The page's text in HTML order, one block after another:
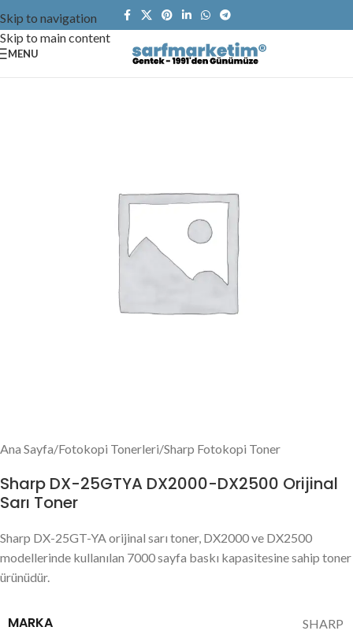
Skip to navigation
Skip to main content
MENU
Ana Sayfa/Fotokopi Tonerleri/Sharp Fotokopi Toner
Sharp DX-25GTYA DX2000-DX2500 Orijinal
Sarı Toner
Sharp DX-25GT-YA orijinal sarı toner, DX2000 ve DX2500
modellerinde kullanılan 7000 sayfa baskı kapasitesine sahip toner
ürünüdür.
MARKA SHARP